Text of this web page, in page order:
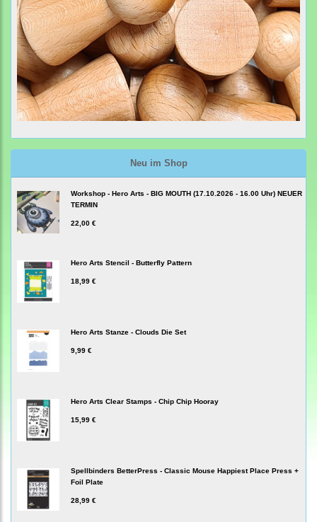
Neu im Shop
Workshop - Hero Arts - BIG MOUTH (17.10.2026 - 16.00 Uhr) NEUER
TERMIN
22,00 €
Hero Arts Stencil - Butterfly Pattern
18,99 €
Hero Arts Stanze - Clouds Die Set
9,99 €
Hero Arts Clear Stamps - Chip Chip Hooray
15,99 €
Spellbinders BetterPress - Classic Mouse Happiest Place Press +
Foil Plate
28,99 €